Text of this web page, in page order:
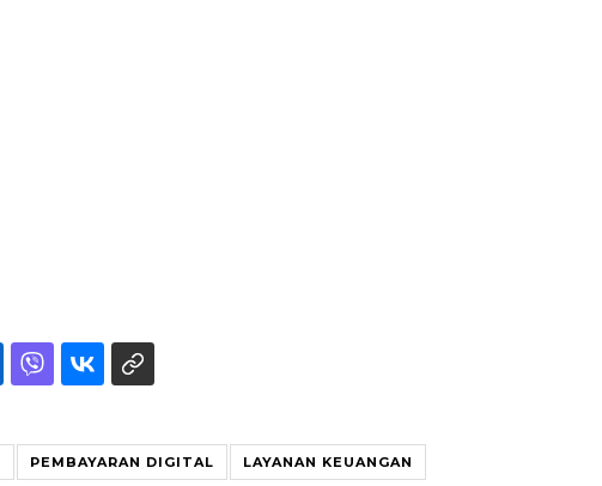
PEMBAYARAN DIGITAL LAYANAN KEUANGAN